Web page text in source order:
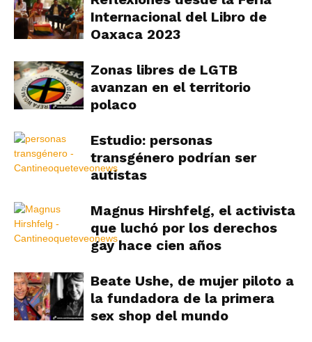
Internacional del Libro de
Oaxaca 2023
Zonas libres de LGTB
avanzan en el territorio
polaco
Estudio: personas
transgénero podrían ser
autistas
Magnus Hirshfelg, el activista
que luchó por los derechos
gay hace cien años
Beate Ushe, de mujer piloto a
la fundadora de la primera
sex shop del mundo